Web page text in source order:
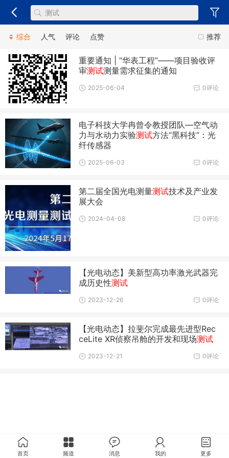
推荐
综合 人气 评论 点赞
重要通知 | “华表工程”——项目验收评
审测试测量需求征集的通知
0评论
2025-06-04
电子科技大学冉曾令教授团队—空气动
力与水动力实验测试方法“黑科技”：光
纤传感器
0评论
2025-06-03
第二届全国光电测量测试技术及产业发
展大会
0评论
2024-04-08
【光电动态】美新型高功率激光武器完
成历史性测试
0评论
2023-12-26
【光电动态】拉斐尔完成最先进型Rec
ceLite XR侦察吊舱的开发和现场测试
0评论
2023-12-21
首页 频道 消息 我的 更多